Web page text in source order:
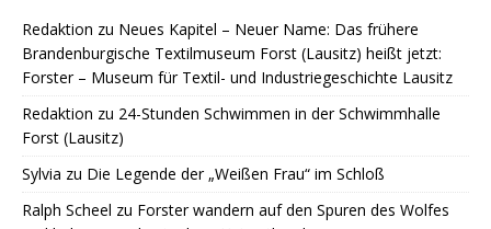
Redaktion zu Neues Kapitel – Neuer Name: Das frühere
Brandenburgische Textilmuseum Forst (Lausitz) heißt jetzt:
Forster – Museum für Textil- und Industriegeschichte Lausitz
Redaktion zu 24-Stunden Schwimmen in der Schwimmhalle
Forst (Lausitz)
Sylvia zu Die Legende der „Weißen Frau“ im Schloß
Ralph Scheel zu Forster wandern auf den Spuren des Wolfes